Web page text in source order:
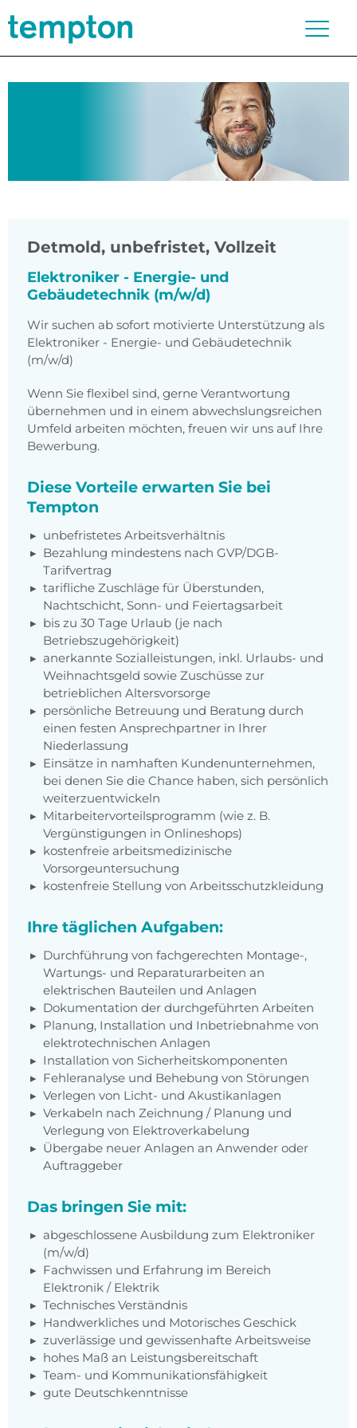
Detmold, unbefristet, Vollzeit
Elektroniker - Energie- und
Gebäudetechnik (m/w/d)
Wir suchen ab sofort motivierte Unterstützung als
Elektroniker - Energie- und Gebäudetechnik
(m/w/d)
Wenn Sie flexibel sind, gerne Verantwortung
übernehmen und in einem abwechslungsreichen
Umfeld arbeiten möchten, freuen wir uns auf Ihre
Bewerbung.
Diese Vorteile erwarten Sie bei
Tempton
unbefristetes Arbeitsverhältnis
Bezahlung mindestens nach GVP/DGB-
Tarifvertrag
tarifliche Zuschläge für Überstunden,
Nachtschicht, Sonn- und Feiertagsarbeit
bis zu 30 Tage Urlaub (je nach
Betriebszugehörigkeit)
anerkannte Sozialleistungen, inkl. Urlaubs- und
Weihnachtsgeld sowie Zuschüsse zur
betrieblichen Altersvorsorge
persönliche Betreuung und Beratung durch
einen festen Ansprechpartner in Ihrer
Niederlassung
Einsätze in namhaften Kundenunternehmen,
bei denen Sie die Chance haben, sich persönlich
weiterzuentwickeln
Mitarbeitervorteilsprogramm (wie z. B.
Vergünstigungen in Onlineshops)
kostenfreie arbeitsmedizinische
Vorsorgeuntersuchung
kostenfreie Stellung von Arbeitsschutzkleidung
Ihre täglichen Aufgaben:
Durchführung von fachgerechten Montage-,
Wartungs- und Reparaturarbeiten an
elektrischen Bauteilen und Anlagen
Dokumentation der durchgeführten Arbeiten
Planung, Installation und Inbetriebnahme von
elektrotechnischen Anlagen
Installation von Sicherheitskomponenten
Fehleranalyse und Behebung von Störungen
Verlegen von Licht- und Akustikanlagen
Verkabeln nach Zeichnung / Planung und
Verlegung von Elektroverkabelung
Übergabe neuer Anlagen an Anwender oder
Auftraggeber
Das bringen Sie mit:
abgeschlossene Ausbildung zum Elektroniker
(m/w/d)
Fachwissen und Erfahrung im Bereich
Elektronik / Elektrik
Technisches Verständnis
Handwerkliches und Motorisches Geschick
zuverlässige und gewissenhafte Arbeitsweise
hohes Maß an Leistungsbereitschaft
Team- und Kommunikationsfähigkeit
gute Deutschkenntnisse